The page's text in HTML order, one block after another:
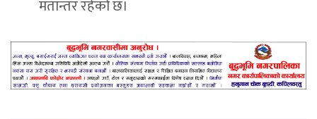
मतान्तर रहेको छ।